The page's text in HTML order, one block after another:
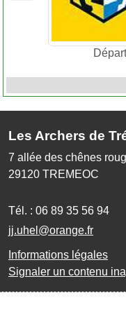
Les Archers de
7 allée des chênes
29120 TREMEOC
Tél. : 06 89 35 56 94
jj.uhel@orange.fr
Informations légales
Signaler un contenu